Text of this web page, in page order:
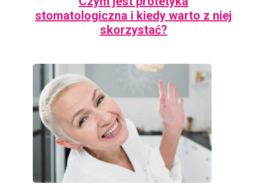
stomatologiczna i kiedy warto z niej
skorzystać?